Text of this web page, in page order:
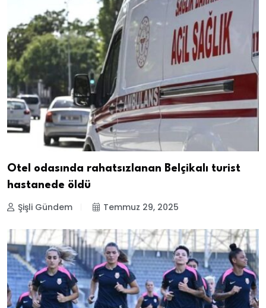
Otel odasında rahatsızlanan Belçikalı turist
hastanede öldü
Şişli Gündem Temmuz 29, 2025